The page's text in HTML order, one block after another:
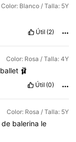
Color: Blanco / Talla: 5Y
Útil (2)
Color: Rosa / Talla: 4Y
ballet 🩰
Útil (0)
Color: Rosa / Talla: 5Y
de balerina le